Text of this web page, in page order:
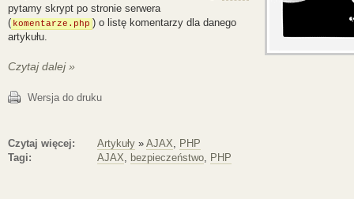
pytamy skrypt po stronie serwera
( komentarze.php ) o listę komentarzy dla danego
artykułu.
Czytaj dalej »
Wersja do druku
Czytaj więcej: Artykuły» AJAX, PHP
Tagi:
AJAX, bezpieczeństwo, PHP